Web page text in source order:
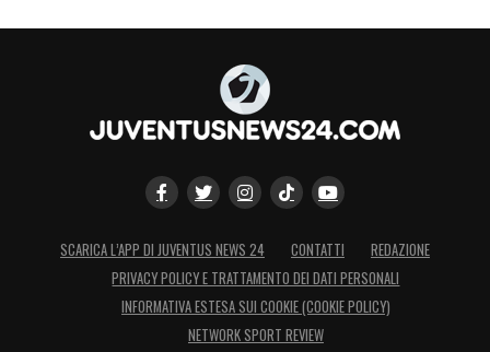
SCARICA L’APP DI JUVENTUS NEWS 24 CONTATTI
REDAZIONE
PRIVACY POLICY E TRATTAMENTO DEI DATI PERSONALI
INFORMATIVA ESTESA SUI COOKIE (COOKIE POLICY)
NETWORK SPORT REVIEW